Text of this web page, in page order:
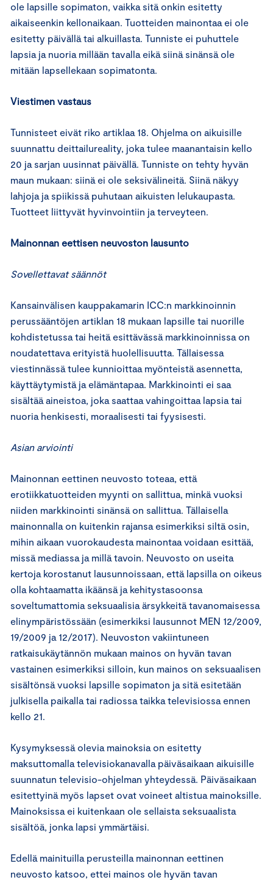
ole lapsille sopimaton, vaikka sitä onkin esitetty
aikaiseenkin kellonaikaan. Tuotteiden mainontaa ei ole
esitetty päivällä tai alkuillasta. Tunniste ei puhuttele
lapsia ja nuoria millään tavalla eikä siinä sinänsä ole
mitään lapsellekaan sopimatonta.
Viestimen vastaus
Tunnisteet eivät riko artiklaa 18. Ohjelma on aikuisille
suunnattu deittailureality, joka tulee maanantaisin kello
20 ja sarjan uusinnat päivällä. Tunniste on tehty hyvän
maun mukaan: siinä ei ole seksivälineitä. Siinä näkyy
lahjoja ja spiikissä puhutaan aikuisten lelukaupasta.
Tuotteet liittyvät hyvinvointiin ja terveyteen.
Mainonnan eettisen neuvoston lausunto
Sovellettavat säännöt
Kansainvälisen kauppakamarin ICC:n markkinoinnin
perussääntöjen artiklan 18 mukaan lapsille tai nuorille
kohdistetussa tai heitä esittävässä markkinoinnissa on
noudatettava erityistä huolellisuutta. Tällaisessa
viestinnässä tulee kunnioittaa myönteistä asennetta,
käyttäytymistä ja elämäntapaa. Markkinointi ei saa
sisältää aineistoa, joka saattaa vahingoittaa lapsia tai
nuoria henkisesti, moraalisesti tai fyysisesti.
Asian arviointi
Mainonnan eettinen neuvosto toteaa, että
erotiikkatuotteiden myynti on sallittua, minkä vuoksi
niiden markkinointi sinänsä on sallittua. Tällaisella
mainonnalla on kuitenkin rajansa esimerkiksi siltä osin,
mihin aikaan vuorokaudesta mainontaa voidaan esittää,
missä mediassa ja millä tavoin. Neuvosto on useita
kertoja korostanut lausunnoissaan, että lapsilla on oikeus
olla kohtaamatta ikäänsä ja kehitystasoonsa
soveltumattomia seksuaalisia ärsykkeitä tavanomaisessa
elinympäristössään (esimerkiksi lausunnot MEN 12/2009,
19/2009 ja 12/2017). Neuvoston vakiintuneen
ratkaisukäytännön mukaan mainos on hyvän tavan
vastainen esimerkiksi silloin, kun mainos on seksuaalisen
sisältönsä vuoksi lapsille sopimaton ja sitä esitetään
julkisella paikalla tai radiossa taikka televisiossa ennen
kello 21.
Kysymyksessä olevia mainoksia on esitetty
maksuttomalla televisiokanavalla päiväsaikaan aikuisille
suunnatun televisio-ohjelman yhteydessä. Päiväsaikaan
esitettyinä myös lapset ovat voineet altistua mainoksille.
Mainoksissa ei kuitenkaan ole sellaista seksuaalista
sisältöä, jonka lapsi ymmärtäisi.
Edellä mainituilla perusteilla mainonnan eettinen
neuvosto katsoo, ettei mainos ole hyvän tavan